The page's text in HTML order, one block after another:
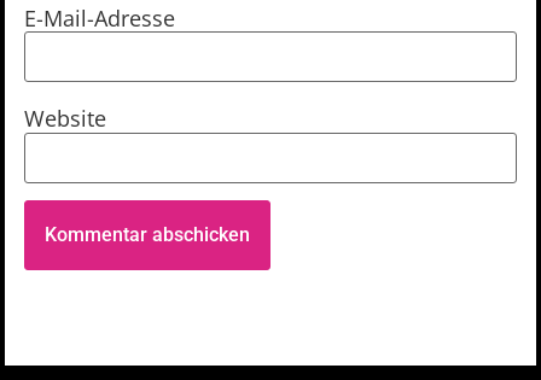
E-Mail-Adresse
Website